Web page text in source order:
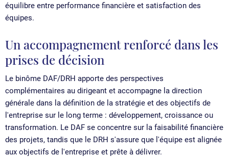
équilibre entre performance financière et satisfaction des
équipes.
Un accompagnement renforcé dans les
prises de décision
Le binôme DAF/DRH apporte des perspectives
complémentaires au dirigeant et accompagne la direction
générale dans la définition de la stratégie et des objectifs de
l'entreprise sur le long terme : développement, croissance ou
transformation. Le DAF se concentre sur la faisabilité financière
des projets, tandis que le DRH s'assure que l'équipe est alignée
aux objectifs de l'entreprise et prête à délivrer.